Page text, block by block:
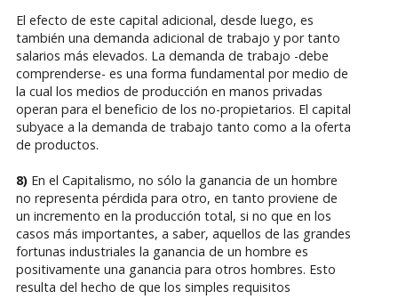
El efecto de este capital adicional, desde luego, es
también una demanda adicional de trabajo y por tanto
salarios más elevados. La demanda de trabajo -debe
comprenderse- es una forma fundamental por medio de
la cual los medios de producción en manos privadas
operan para el beneficio de los no-propietarios. El capital
subyace a la demanda de trabajo tanto como a la oferta
de productos.
8)En el Capitalismo, no sólo la ganancia de un hombre
no representa pérdida para otro, en tanto proviene de
un incremento en la producción total, si no que en los
casos más importantes, a saber, aquellos de las grandes
fortunas industriales la ganancia de un hombre es
positivamente una ganancia para otros hombres. Esto
resulta del hecho de que los simples requisitos